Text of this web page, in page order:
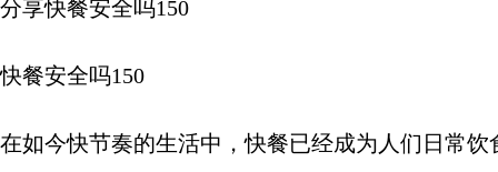
分享快餐安全吗150
快餐安全吗150
在如今快节奏的生活中，快餐已经成为人们日常